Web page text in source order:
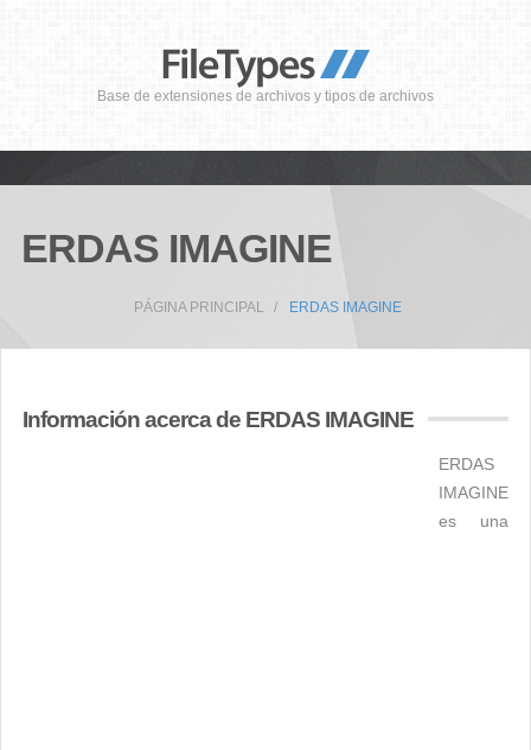
Base de extensiones de archivos y tipos de archivos
ERDAS IMAGINE
PÁGINA PRINCIPAL ERDAS IMAGINE
Información acerca de ERDAS IMAGINE
ERDAS
IMAGINE
es una